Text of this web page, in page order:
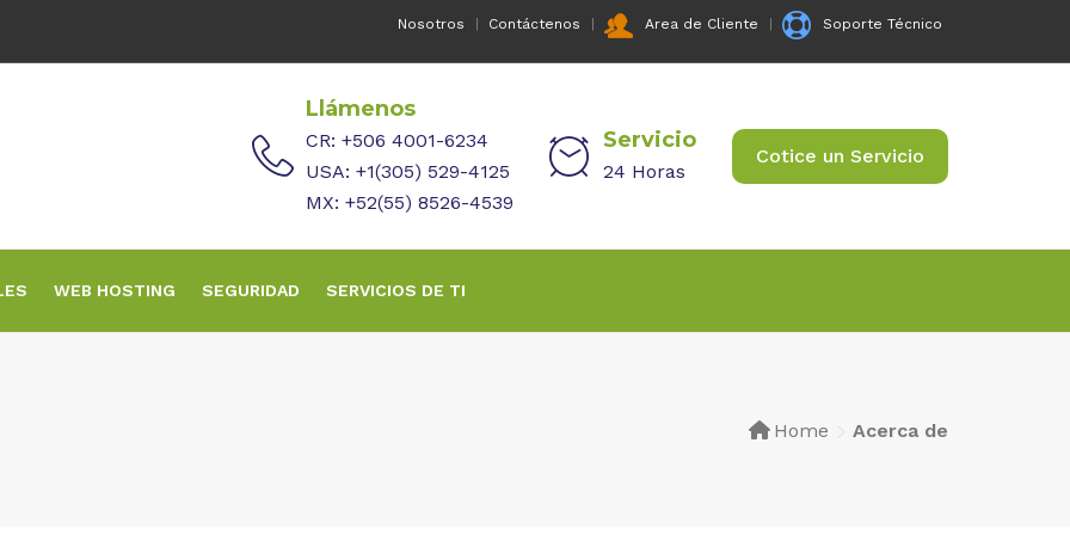
Nosotros Contáctenos Area de Cliente Soporte Técnico
Cotice un Servicio
Servicio
24 Horas
Llámenos
CR: +506 4001-6234
USA: +1(305) 529-4125
MX: +52(55) 8526-4539
WEB HOSTING SEGURIDAD SERVICIOS DE TI
Home Acerca de